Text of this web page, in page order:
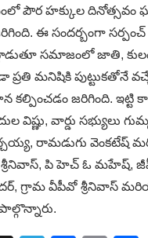
పౌర హక్కుల దినోత్సవం
ఈ సందర్బంగా సర్పంచ్
సమాజంలో జాతి,
ప్రతి మనిషికి పుట్టుకతోనే
కల్పించడం జరిగింది. ఇట్టి
విష్ణు, వార్డు సభ్యులు
రామడుగు వెంకటేష్
శ్రీనివాస్, పి హెచ్ ఓ మహేష్,
గ్రామ వీపీవో శ్రీనివాస్